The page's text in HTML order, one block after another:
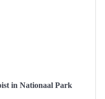
in Nationaal Park